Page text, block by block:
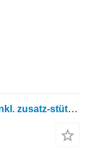
Kuhn prolander 7500 – top zustand– inkl. zusatz-stützrad im kundenauf